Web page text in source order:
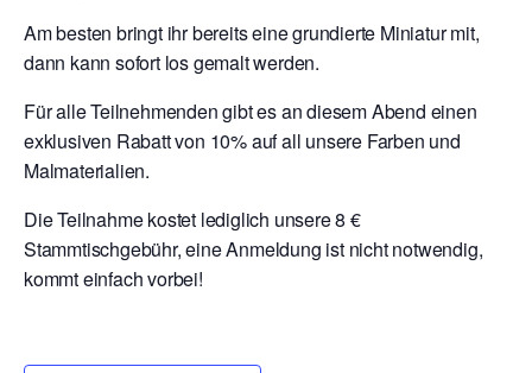
Am besten bringt ihr bereits eine grundierte Miniatur mit,
dann kann sofort los gemalt werden.
Für alle Teilnehmenden gibt es an diesem Abend einen
exklusiven Rabatt von 10% auf all unsere Farben und
Malmaterialien.
Die Teilnahme kostet lediglich unsere 8 €
Stammtischgebühr, eine Anmeldung ist nicht notwendig,
kommt einfach vorbei!